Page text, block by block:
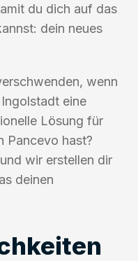
du dich auf das
dein neues
wenn
eine
Lösung für
Pancevo hast?
wir erstellen dir
deinen